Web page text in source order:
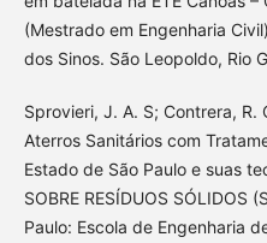
(Mestrado em Engenharia
dos Sinos. São Leopoldo, Rio
Sprovieri, J. A. S; Contrera,
Aterros Sanitários com
Estado de São Paulo e suas
SOBRE RESÍDUOS SÓLIDOS
Paulo: Escola de Engenharia